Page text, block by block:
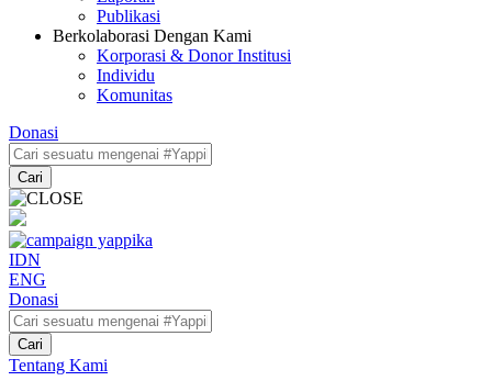
Publikasi
Berkolaborasi Dengan Kami
Korporasi & Donor Institusi
Individu
Komunitas
Donasi
Cari
IDN
ENG
Donasi
Cari
Tentang Kami